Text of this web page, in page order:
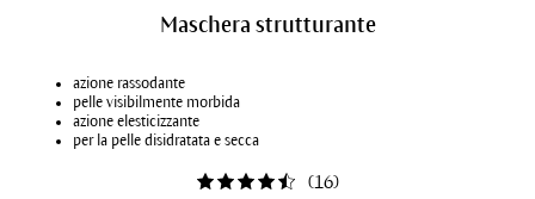
Maschera strutturante
azione rassodante
pelle visibilmente morbida
azione elesticizzante
per la pelle disidratata e secca
(16)